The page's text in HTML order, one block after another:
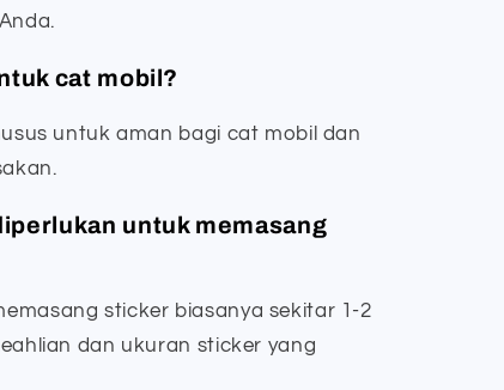
cat mobil?
untuk aman bagi cat mobil dan
untuk memasang
sticker biasanya sekitar 1-2
dan ukuran sticker yang